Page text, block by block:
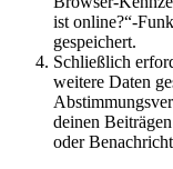
ist online?“-
gespeichert.
Schließlich
weitere Daten
deinen
oder